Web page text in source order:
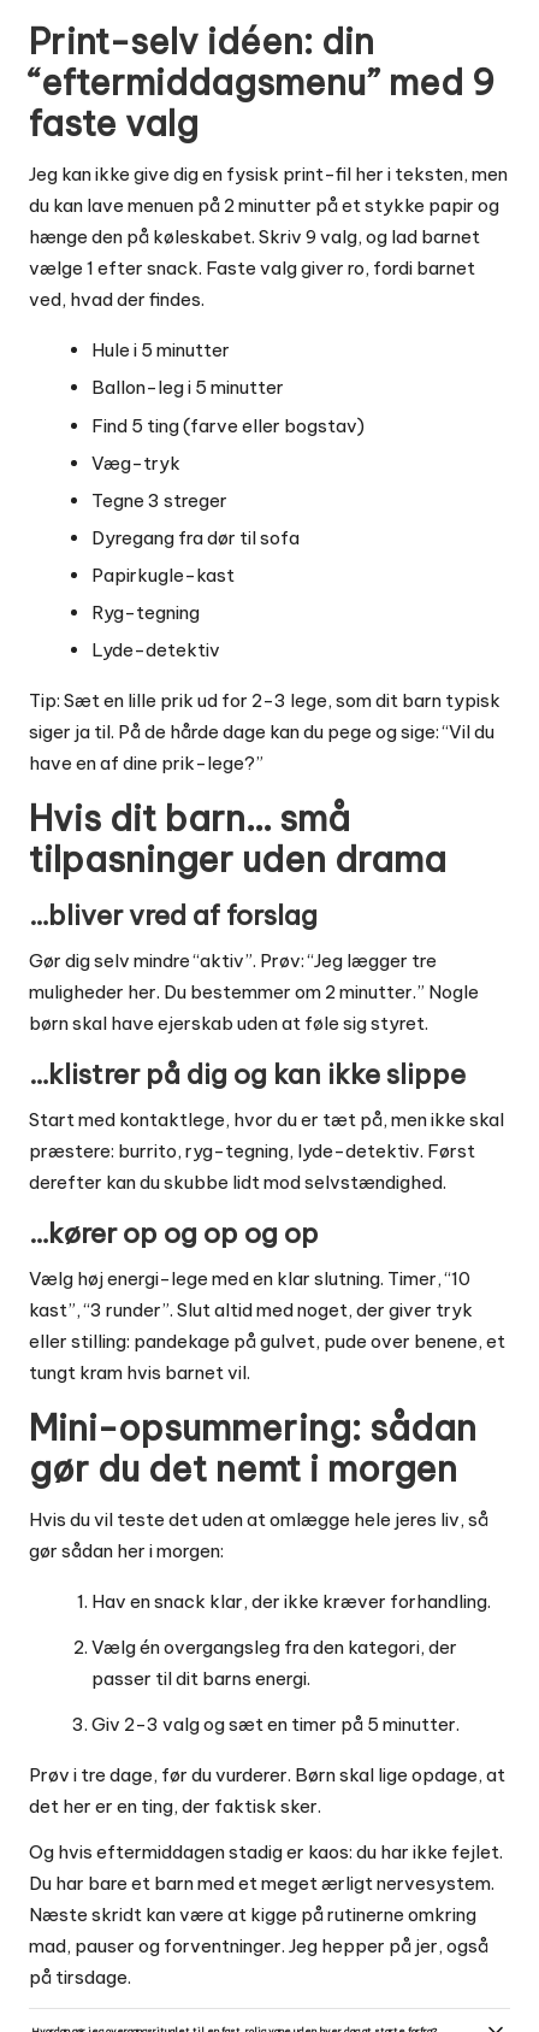
Print-selv idéen: din
“eftermiddagsmenu” med 9
faste valg
Jeg kan ikke give dig en fysisk print-fil her i teksten, men
du kan lave menuen på 2 minutter på et stykke papir og
hænge den på køleskabet. Skriv 9 valg, og lad barnet
vælge 1 efter snack. Faste valg giver ro, fordi barnet
ved, hvad der findes.
Hule i 5 minutter
Ballon-leg i 5 minutter
Find 5 ting (farve eller bogstav)
Væg-tryk
Tegne 3 streger
Dyregang fra dør til sofa
Papirkugle-kast
Ryg-tegning
Lyde-detektiv
Tip: Sæt en lille prik ud for 2-3 lege, som dit barn typisk
siger ja til. På de hårde dage kan du pege og sige: “Vil du
have en af dine prik-lege?”
Hvis dit barn… små
tilpasninger uden drama
…bliver vred af forslag
Gør dig selv mindre “aktiv”. Prøv: “Jeg lægger tre
muligheder her. Du bestemmer om 2 minutter.” Nogle
børn skal have ejerskab uden at føle sig styret.
…klistrer på dig og kan ikke slippe
Start med kontaktlege, hvor du er tæt på, men ikke skal
præstere: burrito, ryg-tegning, lyde-detektiv. Først
derefter kan du skubbe lidt mod selvstændighed.
…kører op og op og op
Vælg høj energi-lege med en klar slutning. Timer, “10
kast”, “3 runder”. Slut altid med noget, der giver tryk
eller stilling: pandekage på gulvet, pude over benene, et
tungt kram hvis barnet vil.
Mini-opsummering: sådan
gør du det nemt i morgen
Hvis du vil teste det uden at omlægge hele jeres liv, så
gør sådan her i morgen:
Hav en snack klar, der ikke kræver forhandling.
Vælg én overgangsleg fra den kategori, der
passer til dit barns energi.
Giv 2-3 valg og sæt en timer på 5 minutter.
Prøv i tre dage, før du vurderer. Børn skal lige opdage, at
det her er en ting, der faktisk sker.
Og hvis eftermiddagen stadig er kaos: du har ikke fejlet.
Du har bare et barn med et meget ærligt nervesystem.
Næste skridt kan være at kigge på rutinerne omkring
mad, pauser og forventninger. Jeg hepper på jer, også
på tirsdage.